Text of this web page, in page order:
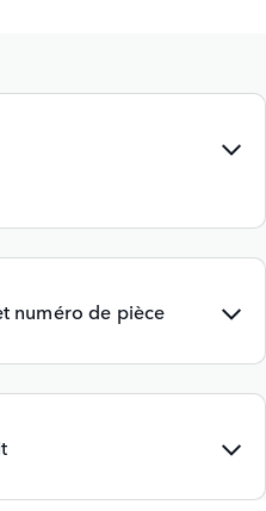
numéro de pièce